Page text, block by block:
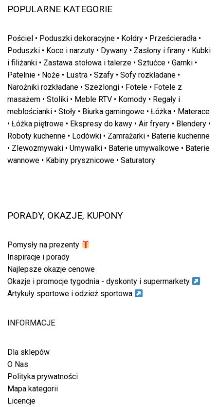
POPULARNE KATEGORIE
Pościel • Poduszki dekoracyjne • Kołdry • Prześcieradła •
Poduszki • Koce i narzuty • Dywany • Zasłony i firany • Kubki
i filiżanki • Zastawa stołowa i talerze • Sztućce • Garnki •
Patelnie • Noże • Lustra • Szafy • Sofy rozkładane •
Narożniki rozkładane • Szezlongi • Fotele • Fotele z
masażem • Stoliki • Meble RTV • Komody • Regały i
meblościanki • Stoły • Biurka gamingowe • Łóżka • Materace
• Łóżka piętrowe • Ekspresy do kawy • Air fryery • Blendery •
Roboty kuchenne • Lodówki • Zamrażarki • Baterie kuchenne
• Zlewozmywaki • Umywalki • Baterie umywalkowe • Baterie
wannowe • Kabiny prysznicowe • Saturatory
PORADY, OKAZJE, KUPONY
Pomysły na prezenty
Inspiracje i porady
Najlepsze okazje cenowe
Okazje i promocje tygodnia - dyskonty i supermarkety
Artykuły sportowe i odzież sportowa
INFORMACJE
Dla sklepów
O Nas
Polityka prywatności
Mapa kategorii
Licencje